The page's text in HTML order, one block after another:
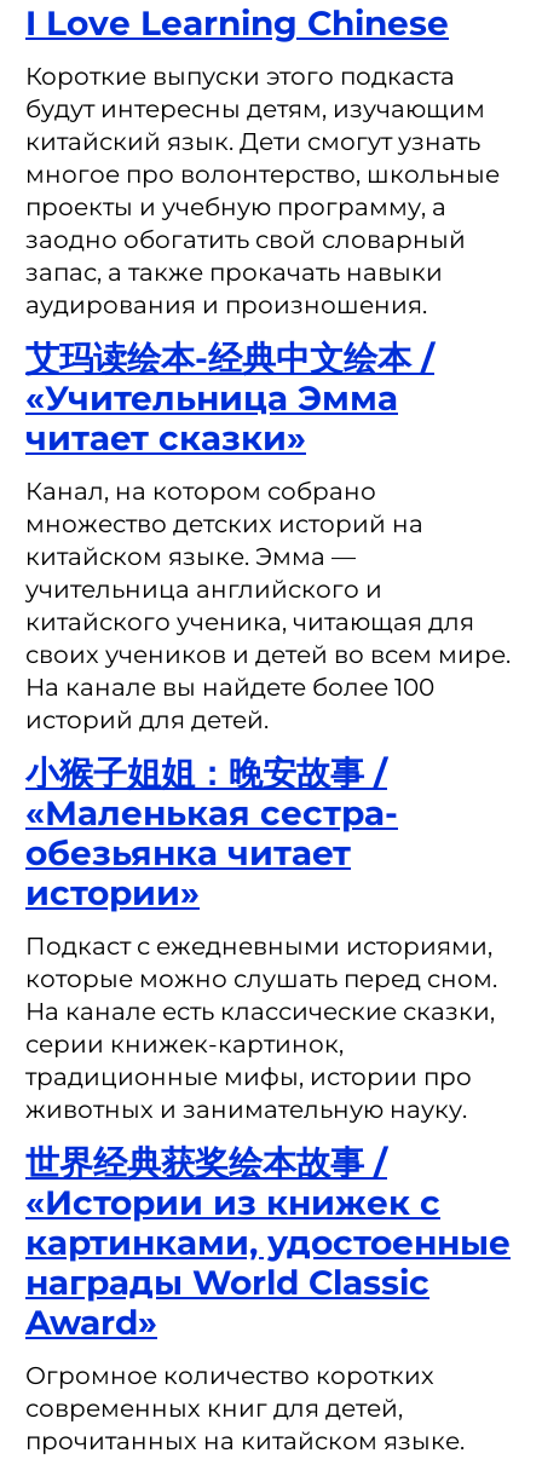
I Love Learning Chinese
Короткие выпуски этого подкаста
будут интересны детям, изучающим
китайский язык. Дети смогут узнать
многое про волонтерство, школьные
проекты и учебную программу, а
заодно обогатить свой словарный
запас, а также прокачать навыки
аудирования и произношения.
艾玛读绘本-经典中文绘本 /
«Учительница Эмма
читает сказки»
Канал, на котором собрано
множество детских историй на
китайском языке. Эмма —
учительница английского и
китайского ученика, читающая для
своих учеников и детей во всем мире.
На канале вы найдете более 100
историй для детей.
小猴子姐姐：晚安故事 /
«Маленькая сестра-
обезьянка читает
истории»
Подкаст с ежедневными историями,
которые можно слушать перед сном.
На канале есть классические сказки,
серии книжек-картинок,
традиционные мифы, истории про
животных и занимательную науку.
世界经典获奖绘本故事 /
«Истории из книжек с
картинками, удостоенные
награды World Classic
Award»
Огромное количество коротких
современных книг для детей,
прочитанных на китайском языке.